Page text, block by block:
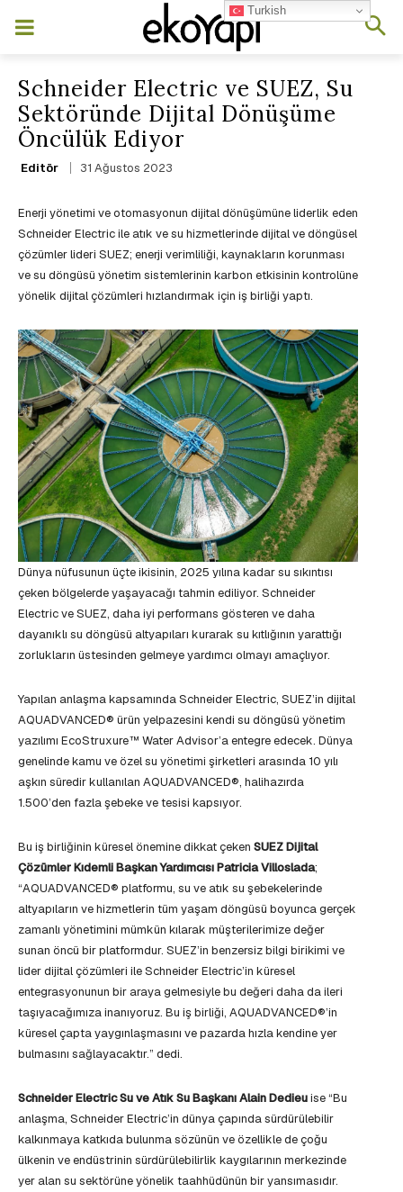
Schneider Electric ve SUEZ, Su
Sektöründe Dijital Dönüşüme
Öncülük Ediyor
Editör 31 Ağustos 2023
Enerji yönetimi ve otomasyonun dijital dönüşümüne liderlik eden
Schneider Electric ile atık ve su hizmetlerinde dijital ve döngüsel
çözümler lideri SUEZ; enerji verimliliği, kaynakların korunması
ve su döngüsü yönetim sistemlerinin karbon etkisinin kontrolüne
yönelik dijital çözümleri hızlandırmak için iş birliği yaptı.
Dünya nüfusunun üçte ikisinin, 2025 yılına kadar su sıkıntısı
çeken bölgelerde yaşayacağı tahmin ediliyor. Schneider
Electric ve SUEZ, daha iyi performans gösteren ve daha
dayanıklı su döngüsü altyapıları kurarak su kıtlığının yarattığı
zorlukların üstesinden gelmeye yardımcı olmayı amaçlıyor.
Yapılan anlaşma kapsamında Schneider Electric, SUEZ’in dijital
AQUADVANCED® ürün yelpazesini kendi su döngüsü yönetim
yazılımı EcoStruxure™ Water Advisor’a entegre edecek. Dünya
genelinde kamu ve özel su yönetimi şirketleri arasında 10 yılı
aşkın süredir kullanılan AQUADVANCED®, halihazırda
1.500’den fazla şebeke ve tesisi kapsıyor.
Bu iş birliğinin küresel önemine dikkat çeken SUEZ Dijital
Çözümler Kıdemli Başkan Yardımcısı Patricia Villoslada;
“AQUADVANCED® platformu, su ve atık su şebekelerinde
altyapıların ve hizmetlerin tüm yaşam döngüsü boyunca gerçek
zamanlı yönetimini mümkün kılarak müşterilerimize değer
sunan öncü bir platformdur. SUEZ’in benzersiz bilgi birikimi ve
lider dijital çözümleri ile Schneider Electric’in küresel
entegrasyonunun bir araya gelmesiyle bu değeri daha da ileri
taşıyacağımıza inanıyoruz. Bu iş birliği, AQUADVANCED®’in
küresel çapta yaygınlaşmasını ve pazarda hızla kendine yer
bulmasını sağlayacaktır.” dedi.
Schneider Electric Su ve Atık Su Başkanı Alain Dedieuise “Bu
anlaşma, Schneider Electric’in dünya çapında sürdürülebilir
kalkınmaya katkıda bulunma sözünün ve özellikle de çoğu
ülkenin ve endüstrinin sürdürülebilirlik kaygılarının merkezinde
yer alan su sektörüne yönelik taahhüdünün bir yansımasıdır.
Turkish